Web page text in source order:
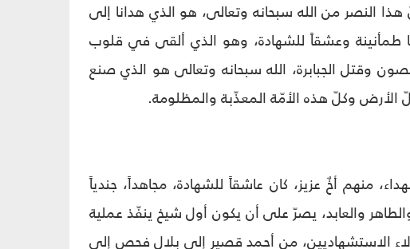
النصر من الله سبحانه وتعالى، هو الذي هدانا إلى
طمأنينة وعشقاً للشهادة، وهو الذي ألقى في قلوب
وقتل الجبابرة، الله سبحانه وتعالى هو الذي صنع
الأرض وكلّ هذه الأمّة المعذّبة والمظلومة.
منهم أخٌ عزيز، كان عاشقاً للشهادة، مجاهداً، جندياً
والعابد، يصرّ على أن يكون أول شيخ ينفّذ عملية
الاستشهاديين، من أحمد قصير إلى بلال فحص إلى